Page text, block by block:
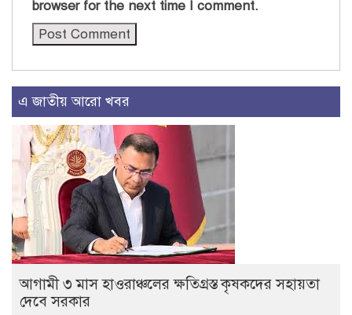
browser for the next time I comment.
এ জাতীয় আরো খবর
আগামী ৩ মাস হাওরাঞ্চলের ক্ষতিগ্রস্ত কৃষকদের সহায়তা
দেবে সরকার